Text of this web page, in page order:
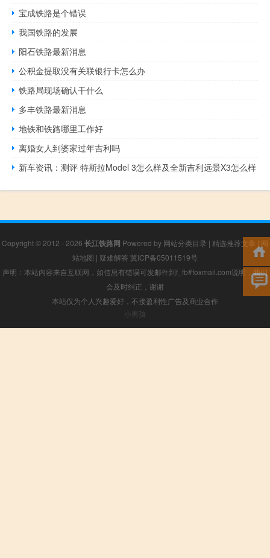
宝成铁路是个错误
我国铁路的发展
阳石铁路最新消息
公积金提取没有关联银行卡怎么办
铁路局现场确认干什么
多丰铁路最新消息
地铁和铁路哪里工作好
离婚女人到婆家过年吉利吗
新车资讯：测评 特斯拉Model 3怎么样及全新吉利远景X3怎么样
Copyright © 2012 - 2026 长江铁路网 Powered by 网站分类目录 | 精选推荐文章 | 网
站地图 | 疑难解答 冀ICP备05011519号
声明：本站内容来自互联网，如信息有错误可发邮件到f_fb#foxmail.com说明，我们
会及时纠正，谢谢
本站仅为个人兴趣爱好，不接盈利性广告及商业合作
小男孩